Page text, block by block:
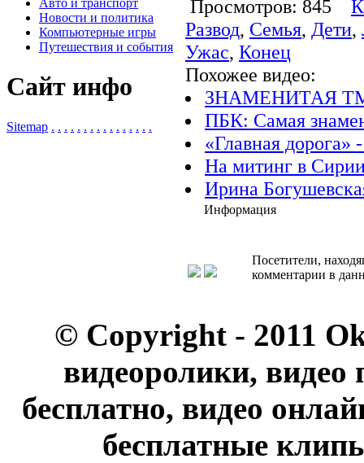
Новости и политика
Компьютерные игры
Путешествия и события
Сайт инфо
Sitemap . . . . . . . . . . . . . . . .
Просмотров: 845
Развод, Семья, Дети,
Ужас, Конец
Похожее видео:
ЗНАМЕНИТАЯ
ПБК: Самая
«Главная дорога»
На митинг в
Ирина
Информация
Посетители,
комментарии в
© Copyright - 2011
видеоролики, видео
бесплатно, видео
бесплатные